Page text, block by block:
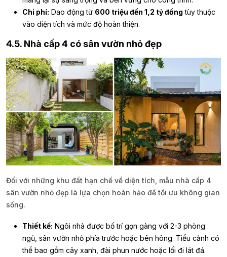
Chi phí: Dao động từ 600 triệu đến 1,2 tỷ đồng tùy thuộc
vào diện tích và mức độ hoàn thiện.
4.5. Nhà cấp 4 có sân vườn nhỏ đẹp
Đối với những khu đất hạn chế về diện tích, mẫu nhà cấp 4
sân vườn nhỏ đẹp là lựa chọn hoàn hảo để tối ưu không gian
sống.
Thiết kế: Ngôi nhà được bố trí gọn gàng với 2-3 phòng
ngủ, sân vườn nhỏ phía trước hoặc bên hông. Tiểu cảnh có
thể bao gồm cây xanh, đài phun nước hoặc lối đi lát đá.